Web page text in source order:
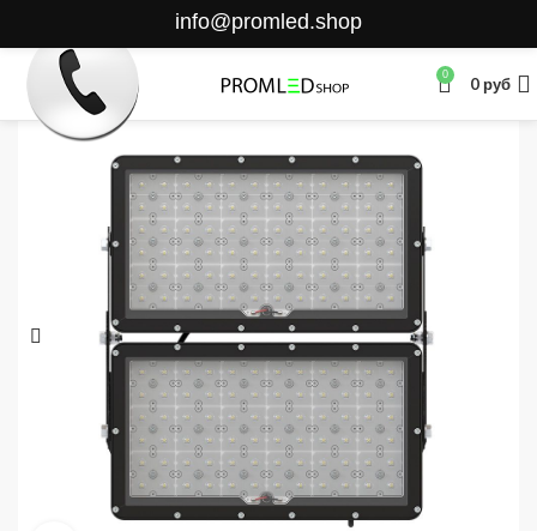
info@promled.shop
0 0руб